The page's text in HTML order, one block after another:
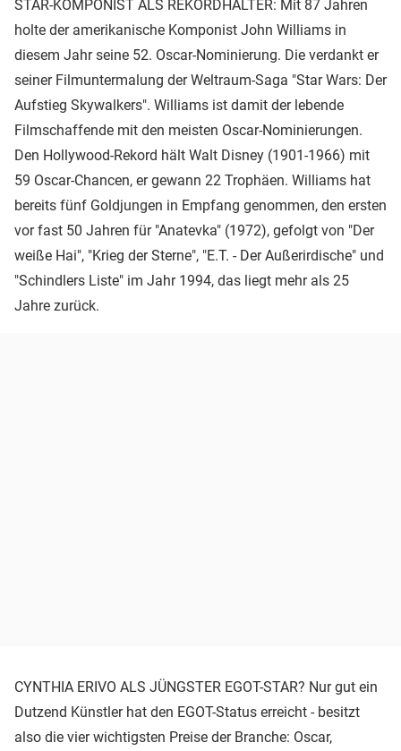
STAR-KOMPONIST ALS REKORDHALTER: Mit 87 Jahren
holte der amerikanische Komponist John Williams in
diesem Jahr seine 52. Oscar-Nominierung. Die verdankt er
seiner Filmuntermalung der Weltraum-Saga "Star Wars: Der
Aufstieg Skywalkers". Williams ist damit der lebende
Filmschaffende mit den meisten Oscar-Nominierungen.
Den Hollywood-Rekord hält Walt Disney (1901-1966) mit
59 Oscar-Chancen, er gewann 22 Trophäen. Williams hat
bereits fünf Goldjungen in Empfang genommen, den ersten
vor fast 50 Jahren für "Anatevka" (1972), gefolgt von "Der
weiße Hai", "Krieg der Sterne", "E.T. - Der Außerirdische" und
"Schindlers Liste" im Jahr 1994, das liegt mehr als 25
Jahre zurück.
CYNTHIA ERIVO ALS JÜNGSTER EGOT-STAR? Nur gut ein
Dutzend Künstler hat den EGOT-Status erreicht - besitzt
also die vier wichtigsten Preise der Branche: Oscar,